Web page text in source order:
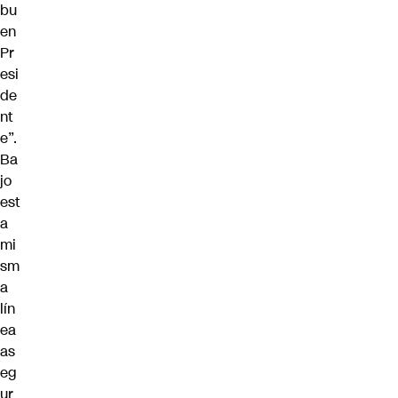
bu
en
Pr
esi
de
nt
e”.
Ba
jo
est
a
mi
sm
a
lín
ea
as
eg
ur